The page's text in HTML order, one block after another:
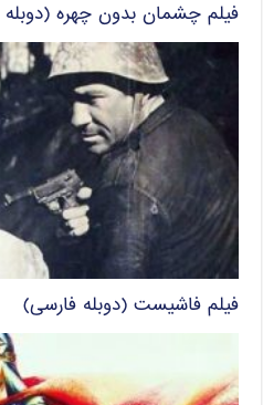
فیلم چشمان بدون چهره
فیلم فاشیست (دوبله فارسی)